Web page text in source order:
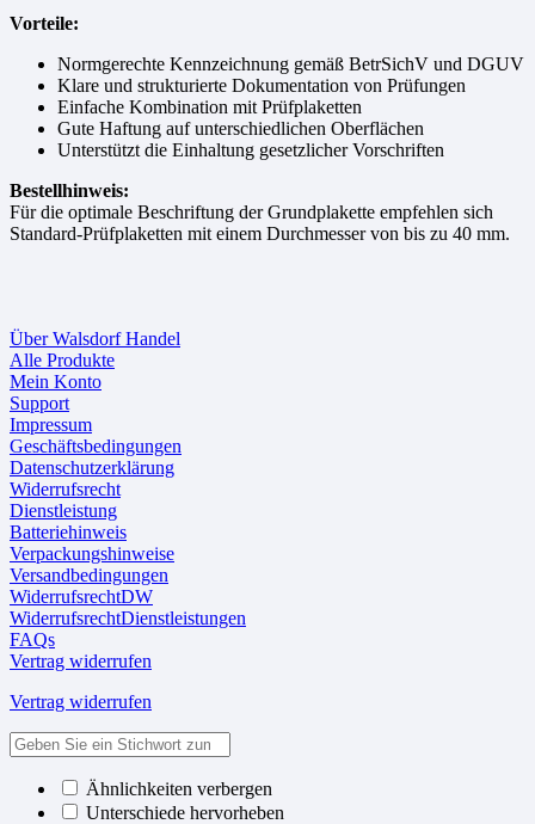
Vorteile:
Normgerechte Kennzeichnung gemäß BetrSichV und DGUV
Klare und strukturierte Dokumentation von Prüfungen
Einfache Kombination mit Prüfplaketten
Gute Haftung auf unterschiedlichen Oberflächen
Unterstützt die Einhaltung gesetzlicher Vorschriften
Bestellhinweis:
Für die optimale Beschriftung der Grundplakette empfehlen sich
Standard-Prüfplaketten mit einem Durchmesser von bis zu 40 mm.
Über Walsdorf Handel
Alle Produkte
Mein Konto
Support
Impressum
Geschäftsbedingungen
Datenschutzerklärung
Widerrufsrecht
Dienstleistung
Batteriehinweis
Verpackungshinweise
Versandbedingungen
WiderrufsrechtDW
WiderrufsrechtDienstleistungen
FAQs
Vertrag widerrufen
Vertrag widerrufen
Ähnlichkeiten verbergen
Unterschiede hervorheben